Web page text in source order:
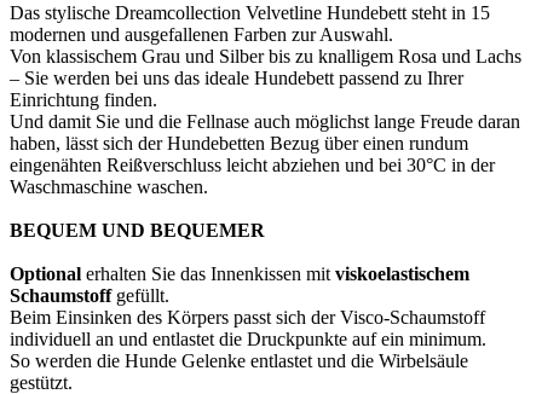
Das stylische Dreamcollection Velvetline Hundebett steht in 15
modernen und ausgefallenen Farben zur Auswahl.
Von klassischem Grau und Silber bis zu knalligem Rosa und Lachs
– Sie werden bei uns das ideale Hundebett passend zu Ihrer
Einrichtung finden.
Und damit Sie und die Fellnase auch möglichst lange Freude daran
haben, lässt sich der Hundebetten Bezug über einen rundum
eingenähten Reißverschluss leicht abziehen und bei 30°C in der
Waschmaschine waschen.
BEQUEM UND BEQUEMER
Optional erhalten Sie das Innenkissen mit viskoelastischem
Schaumstoffgefüllt.
Beim Einsinken des Körpers passt sich der Visco-Schaumstoff
individuell an und entlastet die Druckpunkte auf ein minimum.
So werden die Hunde Gelenke entlastet und die Wirbelsäule
gestützt.